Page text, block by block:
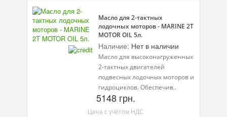
Велосипедная программа
Масла для лодочных моторов
Моторное масло для мотоцикла
Оружейное масло
Садовая программа
Промышленная программа
Масло для 2-тактных
лодочных моторов - MARINE 2T
MOTOR OIL 5л.
Наличие: Нет в наличии
Масло для высоконагруженных
2-тактных двигателей
подвесных лодочных моторов и
гидроциклов. Обеспечив..
5148 грн.
Цена с учётом НДС